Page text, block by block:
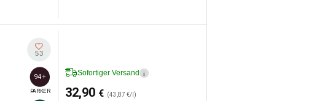
53
94+
PARKER
Sofortiger Versand i
32,90 € (43,87 €/l)